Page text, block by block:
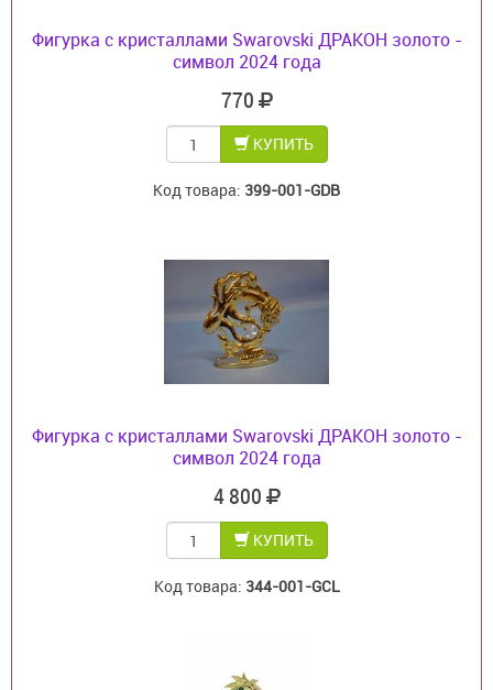
Фигурка с кристаллами Swarovski ДРАКОН золото -
символ 2024 года
770
КУПИТЬ
Код товара: 399-001-GDB
Фигурка с кристаллами Swarovski ДРАКОН золото -
символ 2024 года
4 800
КУПИТЬ
Код товара: 344-001-GCL